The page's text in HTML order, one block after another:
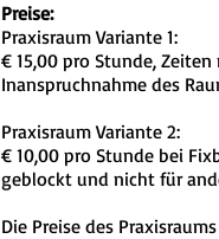
Preise:
Praxisraum Variante 1:
€ 15,00 pro Stunde,
Inanspruchnahme des
Praxisraum Variante 2:
€ 10,00 pro Stunde bei
geblockt und nicht für
Die Preise des